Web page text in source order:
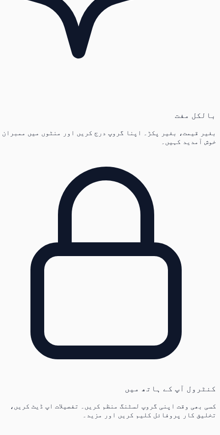
بالکل مفت
بغیر قیمت، بغیر پکڑ۔ اپنا گروپ درج کریں اور منٹوں میں ممبران
خوش آمدید کہیں۔
کنٹرول آپ کے ہاتھ میں
کسی بھی وقت اپنی گروپ لسٹنگ منظم کریں۔ تفصیلات اپ ڈیٹ کریں،
تخلیق کار پروفائل کلیم کریں اور مزید۔